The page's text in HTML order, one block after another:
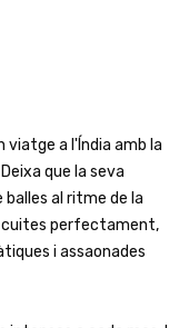
viatge a l'Índia amb la
que la seva
al ritme de la
cuites perfectament,
i assaonades